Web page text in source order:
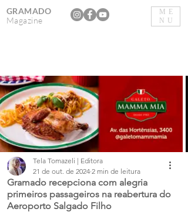
ME
NU
GRAMADO
Magazine
Gramado recepciona com alegria
primeiros passageiros na reabertura do
Aeroporto Salgado Filho
Tela Tomazeli | Editora
21 de out. de 2024 2 min de leitura